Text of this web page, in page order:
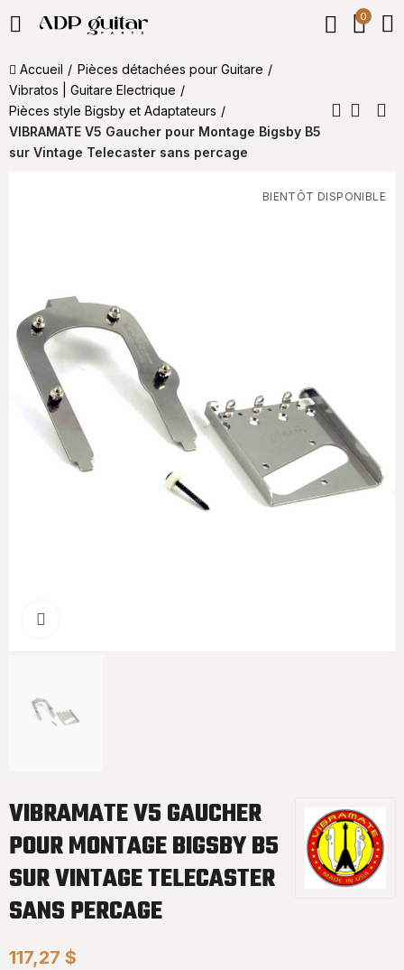
0
Accueil
Pièces détachées pour Guitare
Vibratos | Guitare Electrique
Pièces style Bigsby et Adaptateurs
VIBRAMATE V5 Gaucher pour Montage Bigsby B5
sur Vintage Telecaster sans percage
BIENTÔT DISPONIBLE
VIBRAMATE V5 GAUCHER
POUR MONTAGE BIGSBY B5
SUR VINTAGE TELECASTER
SANS PERCAGE
117,27 $